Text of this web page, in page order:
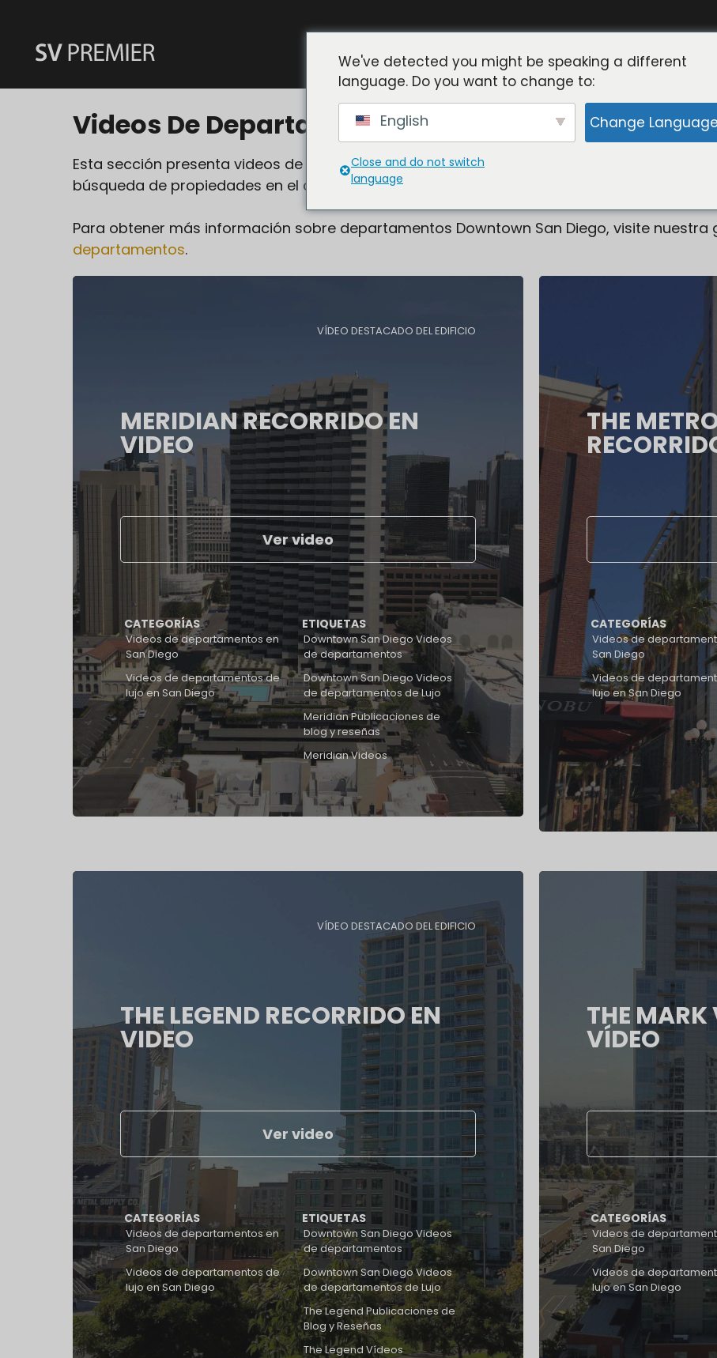
contenido
Videos De Departamentos En San Diego
Esta sección presenta videos de edificios de departamentos en el centro de San Diego
búsqueda de propiedades en el centro de San Diego.
Para obtener más información sobre departamentos Downtown San Diego, visite nuestra
departamentos.
VÍDEO DESTACADO DEL EDIFICIO
MERIDIAN RECORRIDO EN
VIDEO
Ver video
CATEGORÍAS
Videos de departamentos en
San Diego
Videos de departamentos de
lujo en San Diego
ETIQUETAS
Downtown San Diego Videos
de departamentos
Downtown San Diego Videos
de departamentos de Lujo
Meridian Publicaciones de
blog y reseñas
Meridian Videos
THE
CATEGORÍAS
Videos de
San Diego
Videos de
lujo en San Diego
VÍDEO DESTACADO DEL EDIFICIO
THE LEGEND RECORRIDO EN
VIDEO
Ver video
CATEGORÍAS
Videos de departamentos en
San Diego
Videos de departamentos de
lujo en San Diego
ETIQUETAS
Downtown San Diego Videos
de departamentos
Downtown San Diego Videos
de departamentos de Lujo
The Legend Publicaciones de
Blog y Reseñas
The Legend Vídeos
THE MARK
VÍDEO
CATEGORÍAS
Videos de
San Diego
Videos de
lujo en San Diego
We've detected you might be speaking a different
language. Do you want to change to:
English Change Language
Close and do not switch
language